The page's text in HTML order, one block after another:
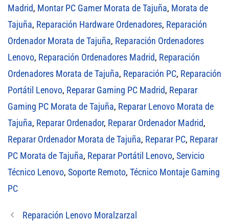
Madrid, Montar PC Gamer Morata de Tajuña, Morata de
Tajuña, Reparación Hardware Ordenadores, Reparación
Ordenador Morata de Tajuña, Reparación Ordenadores
Lenovo, Reparación Ordenadores Madrid, Reparación
Ordenadores Morata de Tajuña, Reparación PC, Reparación
Portátil Lenovo, Reparar Gaming PC Madrid, Reparar
Gaming PC Morata de Tajuña, Reparar Lenovo Morata de
Tajuña, Reparar Ordenador, Reparar Ordenador Madrid,
Reparar Ordenador Morata de Tajuña, Reparar PC, Reparar
PC Morata de Tajuña, Reparar Portátil Lenovo, Servicio
Técnico Lenovo, Soporte Remoto, Técnico Montaje Gaming
PC
Reparación Lenovo Moralzarzal